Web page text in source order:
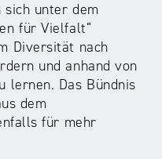
unter dem
für Vielfalt“
Diversität nach
und anhand von
lernen. Das Bündnis
dem
für mehr